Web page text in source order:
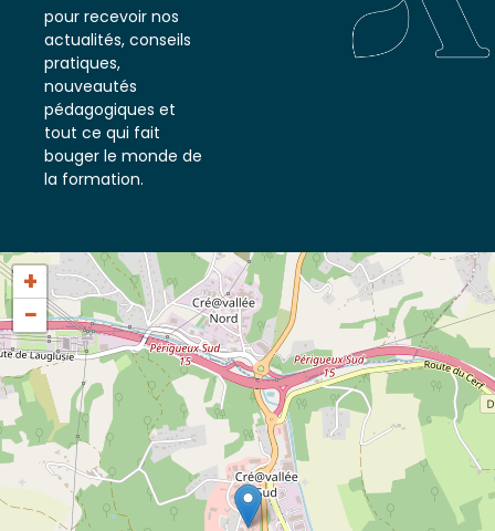
notre newsletter
pour recevoir nos
actualités, conseils
pratiques,
nouveautés
pédagogiques et
tout ce qui fait
bouger le monde de
+
−